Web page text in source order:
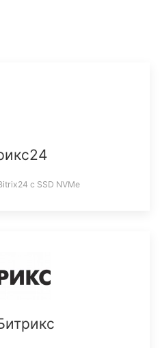
c SSD NVMe